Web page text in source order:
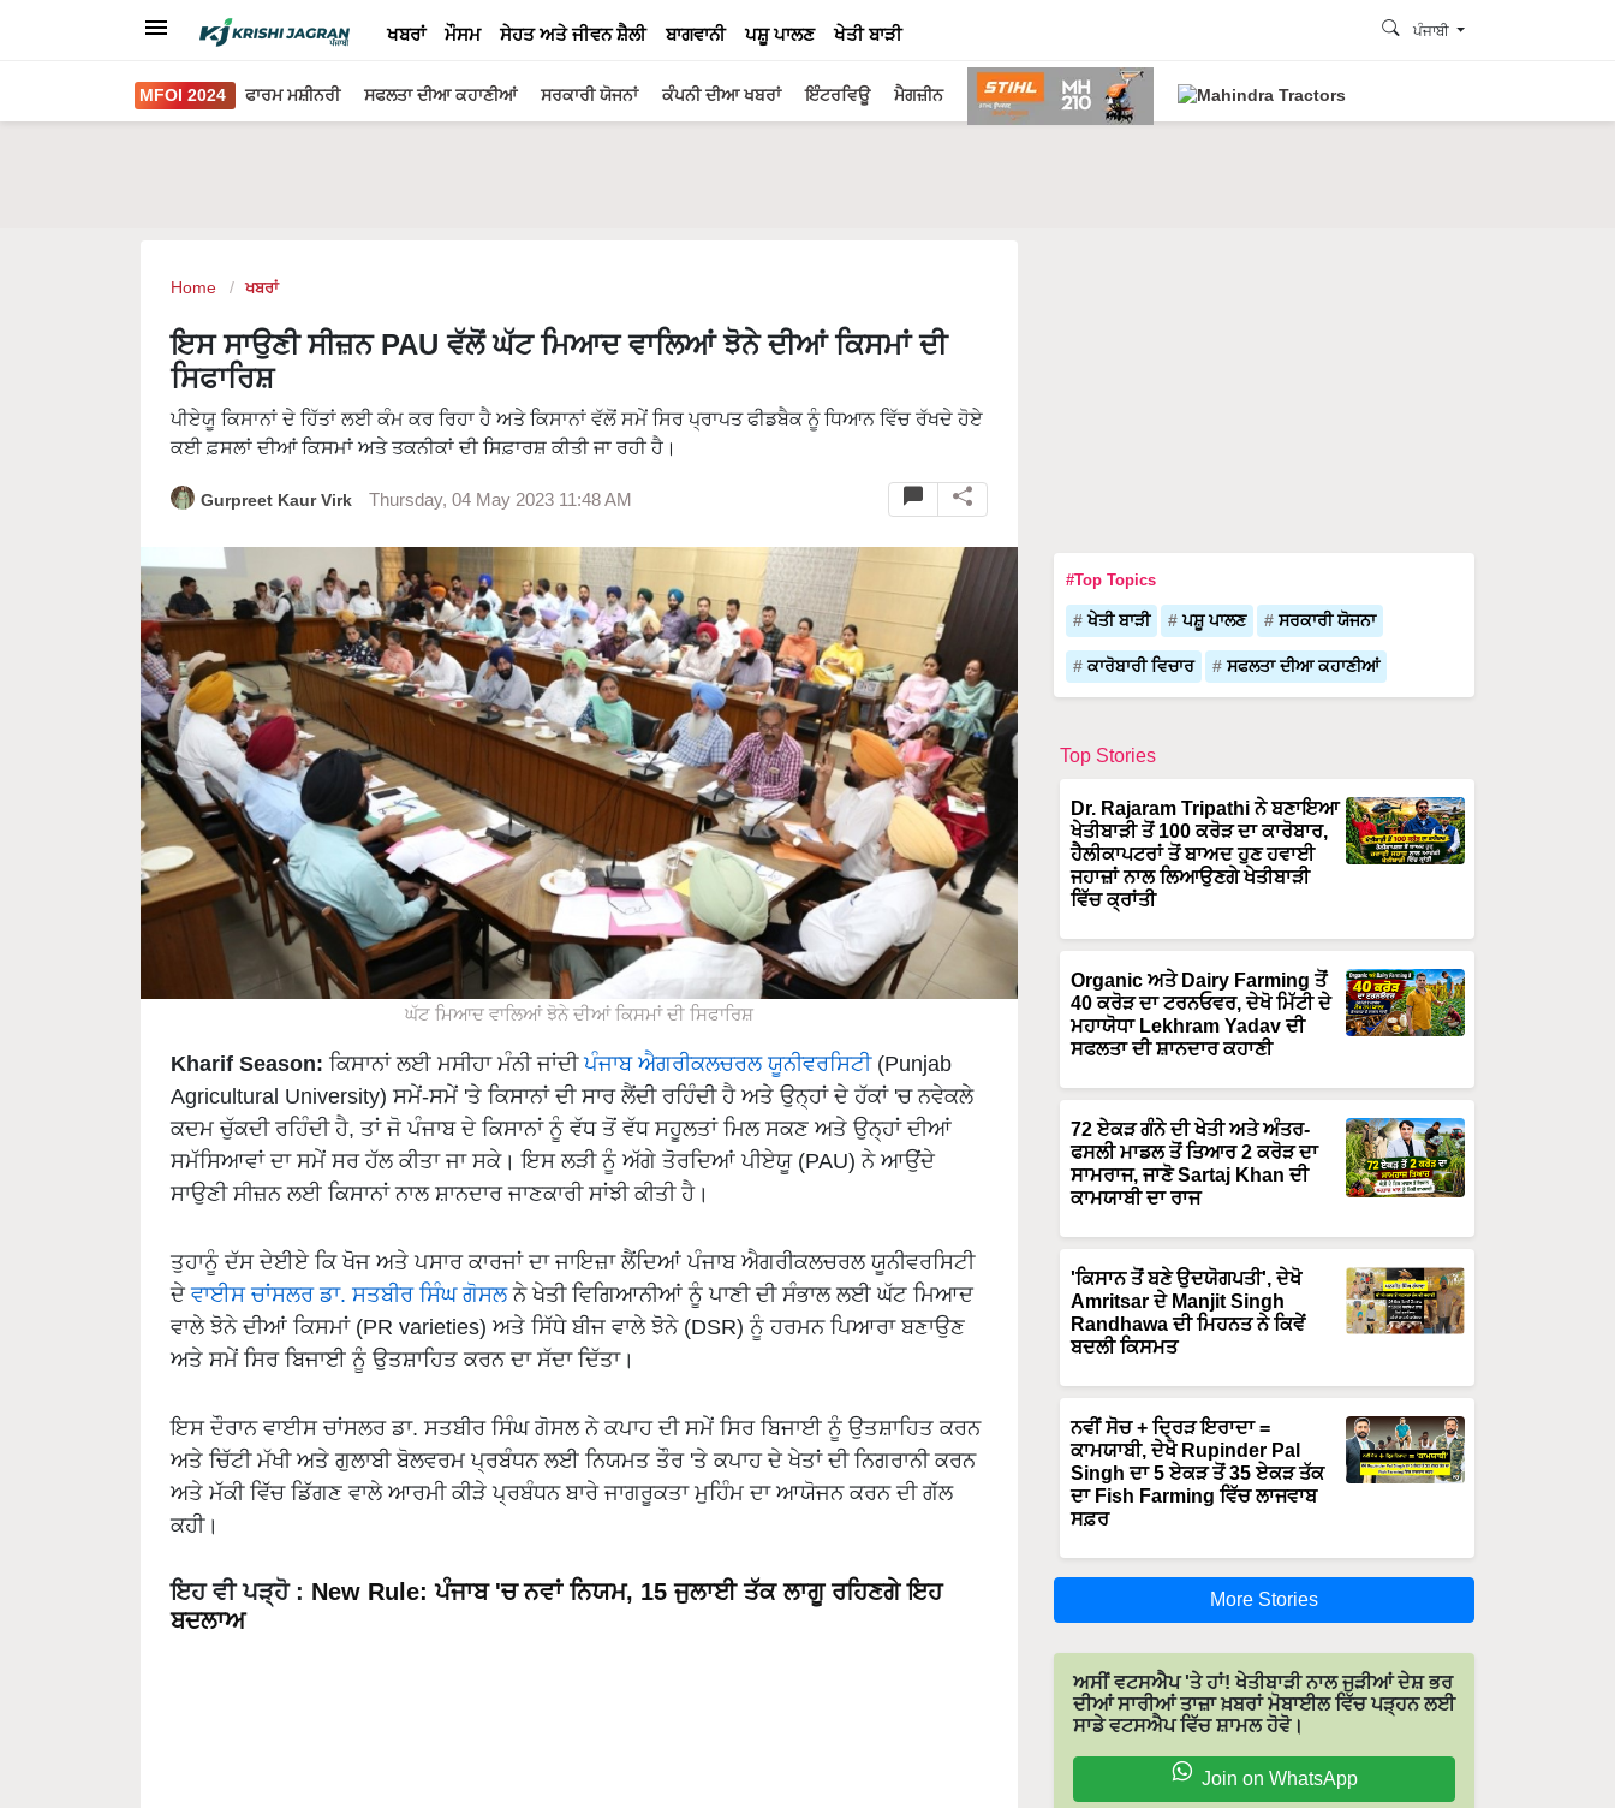
ਖਬਰਾਂ ਮੌਸਮ ਸੇਹਤ ਅਤੇ ਜੀਵਨ ਸ਼ੈਲੀ ਬਾਗਵਾਨੀ ਪਸ਼ੂ ਪਾਲਣ ਖੇਤੀ ਬਾੜੀ ਪੰਜਾਬੀ
MFOI 2024 ਫਾਰਮ ਮਸ਼ੀਨਰੀ ਸਫਲਤਾ ਦੀਆ ਕਹਾਣੀਆਂ ਸਰਕਾਰੀ ਯੋਜਨਾਂ ਕੰਪਨੀ ਦੀਆ ਖਬਰਾਂ ਇੰਟਰਵਿਊ ਮੈਗਜ਼ੀਨ
Home ਖਬਰਾਂ
ਇਸ ਸਾਉਣੀ ਸੀਜ਼ਨ PAU ਵੱਲੋਂ ਘੱਟ ਮਿਆਦ ਵਾਲਿਆਂ ਝੋਨੇ ਦੀਆਂ ਕਿਸਮਾਂ ਦੀ
ਸਿਫਾਰਿਸ਼
ਪੀਏਯੂ ਕਿਸਾਨਾਂ ਦੇ ਹਿੱਤਾਂ ਲਈ ਕੰਮ ਕਰ ਰਿਹਾ ਹੈ ਅਤੇ ਕਿਸਾਨਾਂ ਵੱਲੋਂ ਸਮੇਂ ਸਿਰ ਪ੍ਰਾਪਤ ਫੀਡਬੈਕ ਨੂੰ ਧਿਆਨ ਵਿੱਚ ਰੱਖਦੇ ਹੋਏ
ਕਈ ਫ਼ਸਲਾਂ ਦੀਆਂ ਕਿਸਮਾਂ ਅਤੇ ਤਕਨੀਕਾਂ ਦੀ ਸਿਫ਼ਾਰਸ਼ ਕੀਤੀ ਜਾ ਰਹੀ ਹੈ।
Gurpreet Kaur Virk Thursday, 04 May 2023 11:48 AM
ਘੱਟ ਮਿਆਦ ਵਾਲਿਆਂ ਝੋਨੇ ਦੀਆਂ ਕਿਸਮਾਂ ਦੀ ਸਿਫਾਰਿਸ਼
Kharif Season: ਕਿਸਾਨਾਂ ਲਈ ਮਸੀਹਾ ਮੰਨੀ ਜਾਂਦੀਪੰਜਾਬ ਐਗਰੀਕਲਚਰਲ ਯੂਨੀਵਰਸਿਟੀ(Punjab
Agricultural University) ਸਮੇਂ-ਸਮੇਂ 'ਤੇ ਕਿਸਾਨਾਂ ਦੀ ਸਾਰ ਲੈਂਦੀ ਰਹਿੰਦੀ ਹੈ ਅਤੇ ਉਨ੍ਹਾਂ ਦੇ ਹੱਕਾਂ 'ਚ ਨਵੇਕਲੇ
ਕਦਮ ਚੁੱਕਦੀ ਰਹਿੰਦੀ ਹੈ, ਤਾਂ ਜੋ ਪੰਜਾਬ ਦੇ ਕਿਸਾਨਾਂ ਨੂੰ ਵੱਧ ਤੋਂ ਵੱਧ ਸਹੂਲਤਾਂ ਮਿਲ ਸਕਣ ਅਤੇ ਉਨ੍ਹਾਂ ਦੀਆਂ
ਸਮੱਸਿਆਵਾਂ ਦਾ ਸਮੇਂ ਸਰ ਹੱਲ ਕੀਤਾ ਜਾ ਸਕੇ। ਇਸ ਲੜੀ ਨੂੰ ਅੱਗੇ ਤੋਰਦਿਆਂ ਪੀਏਯੂ (PAU) ਨੇ ਆਉਂਦੇ
ਸਾਉਣੀ ਸੀਜ਼ਨ ਲਈ ਕਿਸਾਨਾਂ ਨਾਲ ਸ਼ਾਨਦਾਰ ਜਾਣਕਾਰੀ ਸਾਂਝੀ ਕੀਤੀ ਹੈ।
ਤੁਹਾਨੂੰ ਦੱਸ ਦੇਈਏ ਕਿ ਖੋਜ ਅਤੇ ਪਸਾਰ ਕਾਰਜਾਂ ਦਾ ਜਾਇਜ਼ਾ ਲੈਂਦਿਆਂ ਪੰਜਾਬ ਐਗਰੀਕਲਚਰਲ ਯੂਨੀਵਰਸਿਟੀ
ਦੇਵਾਈਸ ਚਾਂਸਲਰ ਡਾ. ਸਤਬੀਰ ਸਿੰਘ ਗੋਸਲਨੇ ਖੇਤੀ ਵਿਗਿਆਨੀਆਂ ਨੂੰ ਪਾਣੀ ਦੀ ਸੰਭਾਲ ਲਈ ਘੱਟ ਮਿਆਦ
ਵਾਲੇ ਝੋਨੇ ਦੀਆਂ ਕਿਸਮਾਂ (PR varieties) ਅਤੇ ਸਿੱਧੇ ਬੀਜ ਵਾਲੇ ਝੋਨੇ (DSR) ਨੂੰ ਹਰਮਨ ਪਿਆਰਾ ਬਣਾਉਣ
ਅਤੇ ਸਮੇਂ ਸਿਰ ਬਿਜਾਈ ਨੂੰ ਉਤਸ਼ਾਹਿਤ ਕਰਨ ਦਾ ਸੱਦਾ ਦਿੱਤਾ।
ਇਸ ਦੌਰਾਨ ਵਾਈਸ ਚਾਂਸਲਰ ਡਾ. ਸਤਬੀਰ ਸਿੰਘ ਗੋਸਲ ਨੇ ਕਪਾਹ ਦੀ ਸਮੇਂ ਸਿਰ ਬਿਜਾਈ ਨੂੰ ਉਤਸ਼ਾਹਿਤ ਕਰਨ
ਅਤੇ ਚਿੱਟੀ ਮੱਖੀ ਅਤੇ ਗੁਲਾਬੀ ਬੋਲਵਰਮ ਪ੍ਰਬੰਧਨ ਲਈ ਨਿਯਮਤ ਤੌਰ 'ਤੇ ਕਪਾਹ ਦੇ ਖੇਤਾਂ ਦੀ ਨਿਗਰਾਨੀ ਕਰਨ
ਅਤੇ ਮੱਕੀ ਵਿੱਚ ਡਿੱਗਣ ਵਾਲੇ ਆਰਮੀ ਕੀੜੇ ਪ੍ਰਬੰਧਨ ਬਾਰੇ ਜਾਗਰੂਕਤਾ ਮੁਹਿੰਮ ਦਾ ਆਯੋਜਨ ਕਰਨ ਦੀ ਗੱਲ
ਕਹੀ।
ਇਹ ਵੀ ਪੜ੍ਹੋ : New Rule: ਪੰਜਾਬ 'ਚ ਨਵਾਂ ਨਿਯਮ, 15 ਜੁਲਾਈ ਤੱਕ ਲਾਗੂ ਰਹਿਣਗੇ ਇਹ
ਬਦਲਾਅ
#Top Topics
ਖੇਤੀ ਬਾੜੀ ਪਸ਼ੂ ਪਾਲਣ ਸਰਕਾਰੀ ਯੋਜਨਾ
ਕਾਰੋਬਾਰੀ ਵਿਚਾਰ ਸਫਲਤਾ ਦੀਆ ਕਹਾਣੀਆਂ
Top Stories
Dr. Rajaram Tripathi ਨੇ ਬਣਾਇਆ
ਖੇਤੀਬਾੜੀ ਤੋਂ 100 ਕਰੋੜ ਦਾ ਕਾਰੋਬਾਰ,
ਹੈਲੀਕਾਪਟਰਾਂ ਤੋਂ ਬਾਅਦ ਹੁਣ ਹਵਾਈ
ਜਹਾਜ਼ਾਂ ਨਾਲ ਲਿਆਉਣਗੇ ਖੇਤੀਬਾੜੀ
ਵਿੱਚ ਕ੍ਰਾਂਤੀ
Organic ਅਤੇ Dairy Farming ਤੋਂ
40 ਕਰੋੜ ਦਾ ਟਰਨਓਵਰ, ਦੇਖੋ ਮਿੱਟੀ ਦੇ
ਮਹਾਯੋਧਾ Lekhram Yadav ਦੀ
ਸਫਲਤਾ ਦੀ ਸ਼ਾਨਦਾਰ ਕਹਾਣੀ
72 ਏਕੜ ਗੰਨੇ ਦੀ ਖੇਤੀ ਅਤੇ ਅੰਤਰ-
ਫਸਲੀ ਮਾਡਲ ਤੋਂ ਤਿਆਰ 2 ਕਰੋੜ ਦਾ
ਸਾਮਰਾਜ, ਜਾਣੋ Sartaj Khan ਦੀ
ਕਾਮਯਾਬੀ ਦਾ ਰਾਜ
'ਕਿਸਾਨ ਤੋਂ ਬਣੇ ਉਦਯੋਗਪਤੀ', ਦੇਖੋ
Amritsar ਦੇ Manjit Singh
Randhawa ਦੀ ਮਿਹਨਤ ਨੇ ਕਿਵੇਂ
ਬਦਲੀ ਕਿਸਮਤ
ਨਵੀਂ ਸੋਚ + ਦ੍ਰਿੜ ਇਰਾਦਾ =
ਕਾਮਯਾਬੀ, ਦੇਖੋ Rupinder Pal
Singh ਦਾ 5 ਏਕੜ ਤੋਂ 35 ਏਕੜ ਤੱਕ
ਦਾ Fish Farming ਵਿੱਚ ਲਾਜਵਾਬ
ਸਫ਼ਰ
More Stories
ਅਸੀਂ ਵਟਸਐਪ 'ਤੇ ਹਾਂ! ਖੇਤੀਬਾੜੀ ਨਾਲ ਜੁੜੀਆਂ ਦੇਸ਼ ਭਰ
ਦੀਆਂ ਸਾਰੀਆਂ ਤਾਜ਼ਾ ਖ਼ਬਰਾਂ ਮੋਬਾਈਲ ਵਿੱਚ ਪੜ੍ਹਨ ਲਈ
ਸਾਡੇ ਵਟਸਐਪ ਵਿੱਚ ਸ਼ਾਮਲ ਹੋਵੋ।
Join on WhatsApp